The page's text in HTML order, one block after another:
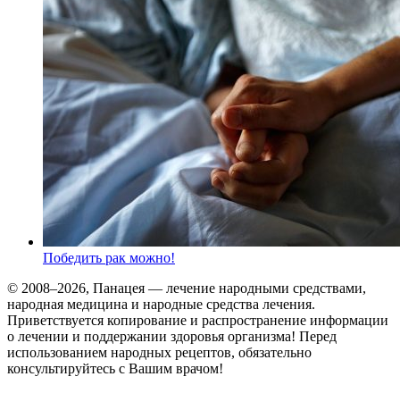
Победить рак можно!
© 2008–2026, Панацея — лечение народными средствами,
народная медицина и народные средства лечения.
Приветствуется копирование и распространение информации
о лечении и поддержании здоровья организма! Перед
использованием народных рецептов, обязательно
консультируйтесь с Вашим врачом!